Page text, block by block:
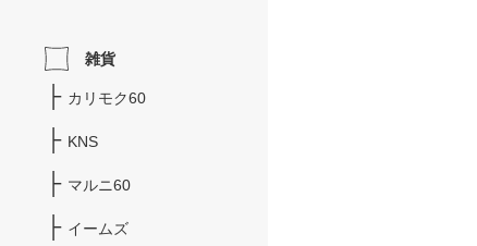
雑貨
カリモク60
KNS
マルニ60
イームズ